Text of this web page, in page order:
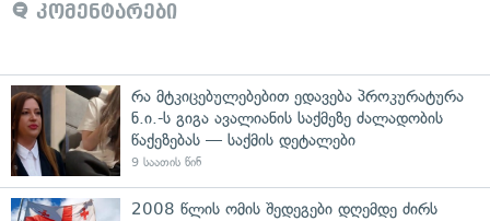
კომენტარები
რა მტკიცებულებებით ედავება პროკურატურა
ნ.ი.-ს გიგა ავალიანის საქმეზე ძალადობის
წაქეზებას — საქმის დეტალები
9 საათის წინ
2008 წლის ომის შედეგები დღემდე ძირს